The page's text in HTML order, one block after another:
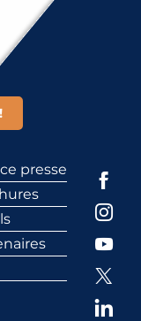
presse